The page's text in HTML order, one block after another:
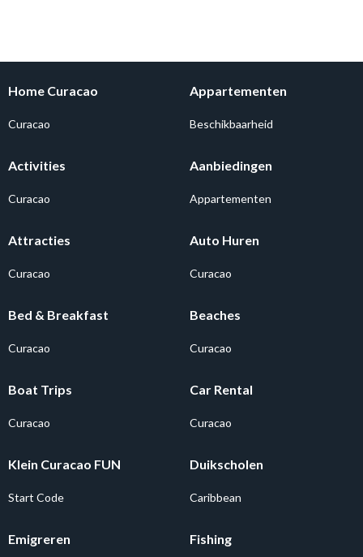
Home Curacao
Curacao
Appartementen
Beschikbaarheid
Activities
Curacao
Aanbiedingen
Appartementen
Attracties
Curacao
Auto Huren
Curacao
Bed & Breakfast
Curacao
Beaches
Curacao
Boat Trips
Curacao
Car Rental
Curacao
Klein Curacao FUN
Start Code
Duikscholen
Caribbean
Emigreren Fishing